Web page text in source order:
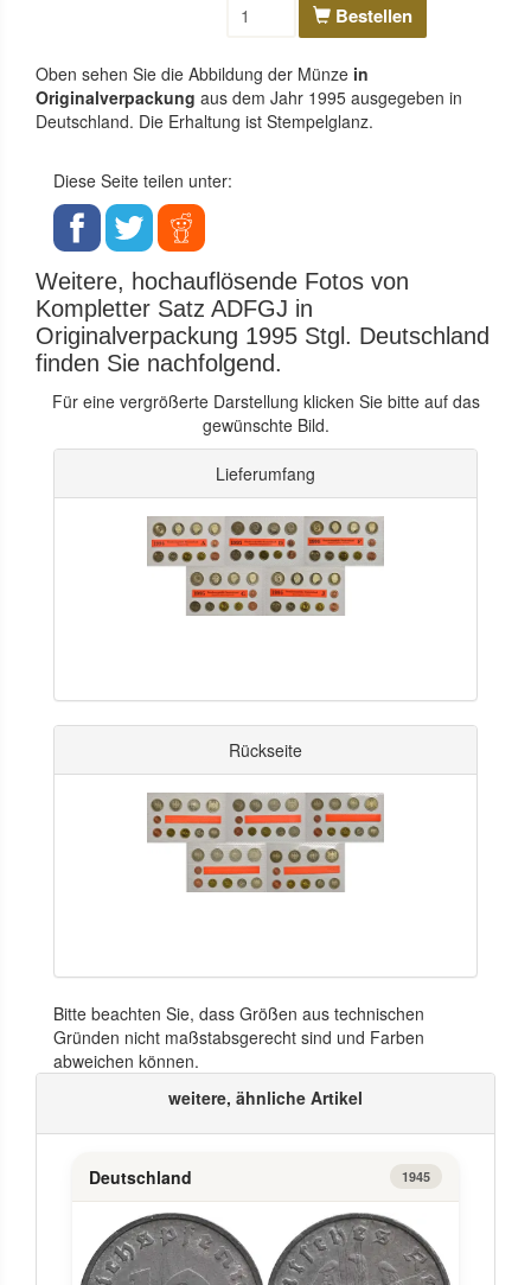
Bestellen
Oben sehen Sie die Abbildung der Münze in
Originalverpackung aus dem Jahr 1995 ausgegeben in
Deutschland. Die Erhaltung ist Stempelglanz.
Diese Seite teilen unter:
Weitere, hochauflösende Fotos von
Kompletter Satz ADFGJ in
Originalverpackung 1995 Stgl. Deutschland
finden Sie nachfolgend.
Für eine vergrößerte Darstellung klicken Sie bitte auf das
gewünschte Bild.
Lieferumfang
Rückseite
Bitte beachten Sie, dass Größen aus technischen
Gründen nicht maßstabsgerecht sind und Farben
abweichen können.
weitere, ähnliche Artikel
Deutschland 1945